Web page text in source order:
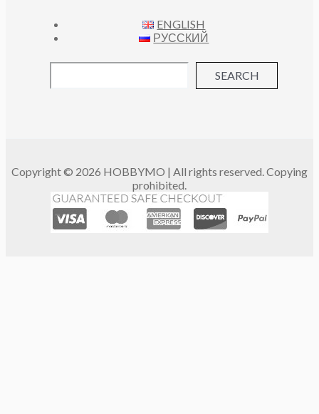
ENGLISH
РУССКИЙ
SEARCH
Copyright © 2026 HOBBYMO | All rights reserved. Copying
prohibited.